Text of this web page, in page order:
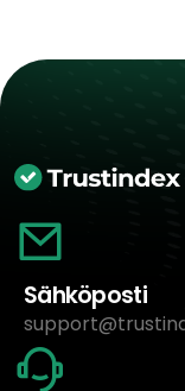
Sähköposti